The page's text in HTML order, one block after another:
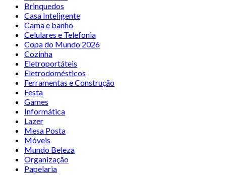
Brinquedos
Casa Inteligente
Cama e banho
Celulares e Telefonia
Copa do Mundo 2026
Cozinha
Eletroportáteis
Eletrodomésticos
Ferramentas e Construção
Festa
Games
Informática
Lazer
Mesa Posta
Móveis
Mundo Beleza
Organização
Papelaria